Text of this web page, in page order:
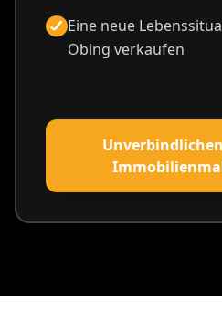
Eine neue
Obing verkaufen